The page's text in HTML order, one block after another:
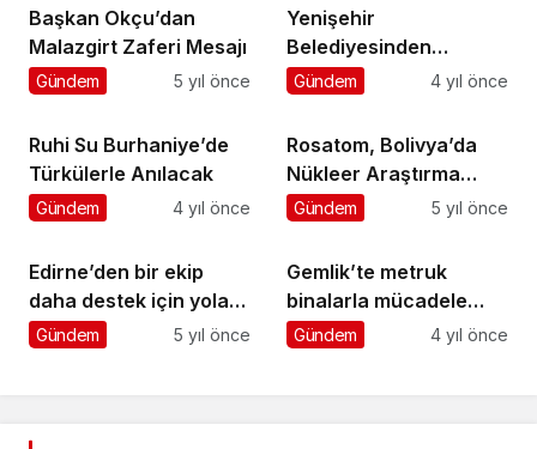
Başkan Okçu’dan
Malazgirt Zaferi Mesajı
Gündem 5 yıl önce
Yenişehir
Belediyesinden
çocuklara özel sokak
Gündem 4 yıl önce
Ruhi Su Burhaniye’de
Türkülerle Anılacak
Gündem 4 yıl önce
Rosatom, Bolivya’da
Nükleer Araştırma
Reaktörü Kompleksi
Gündem 5 yıl önce
Edirne’den bir ekip
daha destek için yola
çıktı
Gündem 5 yıl önce
Gemlik’te metruk
binalarla mücadele
devam ediyor
Gündem 4 yıl önce